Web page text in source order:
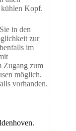
kühlen Kopf.
in den
zur
im
Zugang zum
möglich.
vorhanden.